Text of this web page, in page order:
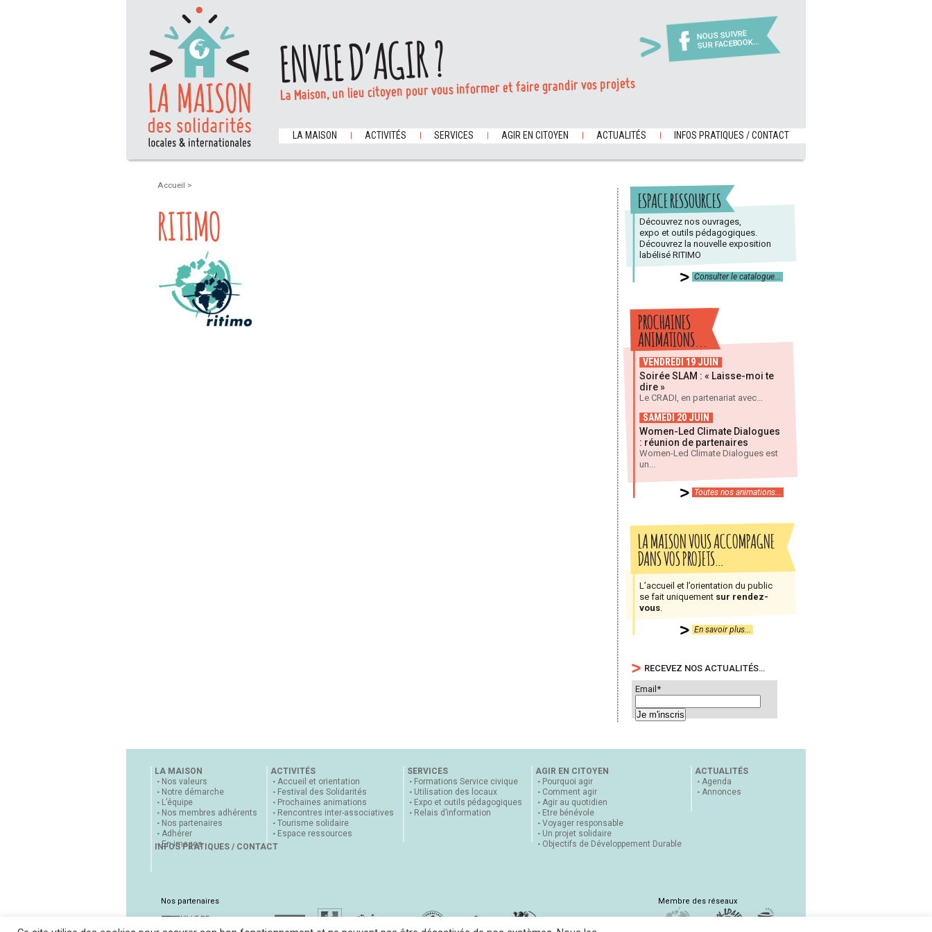
NOUS SUIVRE
SUR FACEBOOK...
ENVIE D’AGIR ?
La Maison, un lieu citoyen pour vous informer et faire grandir vos projets
LA MAISON ACTIVITÉS SERVICES AGIR EN CITOYEN ACTUALITÉS INFOS PRATIQUES / CONTACT
Accueil >
RITIMO
ESPACE RESSOURCES
Découvrez nos ouvrages,
expo et outils pédagogiques.
Découvrez la nouvelle exposition
labélisé RITIMO
Consulter le catalogue...
PROCHAINES
ANIMATIONS...
VENDREDI 19 JUIN
Soirée SLAM : « Laisse-moi te
dire »
Le CRADI, en partenariat avec...
SAMEDI 20 JUIN
Women-Led Climate Dialogues
: réunion de partenaires
Women-Led Climate Dialogues est
un...
Toutes nos animations...
LA MAISON VOUS ACCOMPAGNE
DANS VOS PROJETS…
L’accueil et l’orientation du public
se fait uniquement sur rendez-
vous
En savoir plus...
RECEVEZ NOS ACTUALITÉS…
Email*
LA MAISON
Nos valeurs
Notre démarche
L’équipe
Nos membres adhérents
Nos partenaires
Adhérer
En images
ACTIVITÉS
Accueil et orientation
Festival des Solidarités
Prochaines animations
Rencontres inter-associatives
Tourisme solidaire
Espace ressources
SERVICES
Formations Service civique
Utilisation des locaux
Expo et outils pédagogiques
Relais d’information
AGIR EN CITOYEN
Pourquoi agir
Comment agir
Agir au quotidien
Etre bénévole
Voyager responsable
Un projet solidaire
Objectifs de Développement Durable
ACTUALITÉS
Agenda
Annonces
INFOS PRATIQUES / CONTACT
Nos partenaires Membre des réseaux